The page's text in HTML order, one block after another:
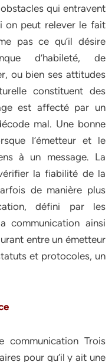
qui entravent
on peut relever le fait
pas ce qu’il désire
d’habileté, de
ou bien ses attitudes
constituent des
est affecté par un
mal. Une bonne
l’émetteur et le
à un message. La
la fiabilité de la
de manière plus
défini par les
communication ainsi
entre un émetteur
et protocoles, un
communication Trois
pour qu’il y ait une